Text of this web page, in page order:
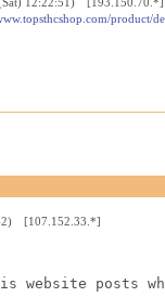
[107.152.33.*]
website posts